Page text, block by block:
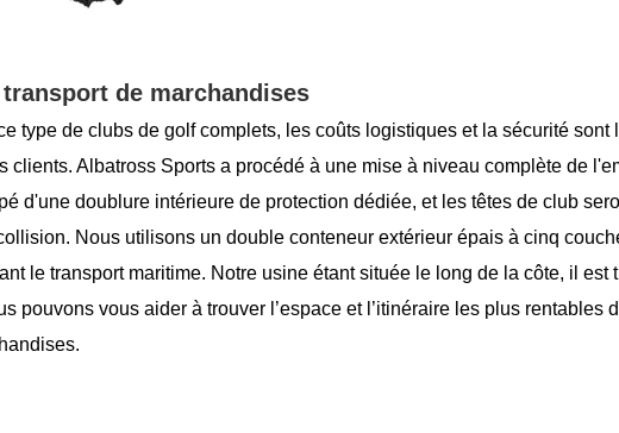
de marchandises
type de clubs de golf complets, les coûts logistiques et la sécurité sont
clients. Albatross Sports a procédé à une mise à niveau complète de
d'une doublure intérieure de protection dédiée, et les têtes de club
Nous utilisons un double conteneur extérieur épais à cinq
le transport maritime. Notre usine étant située le long de la côte, il est
pouvons vous aider à trouver l’espace et l’itinéraire les plus rentables